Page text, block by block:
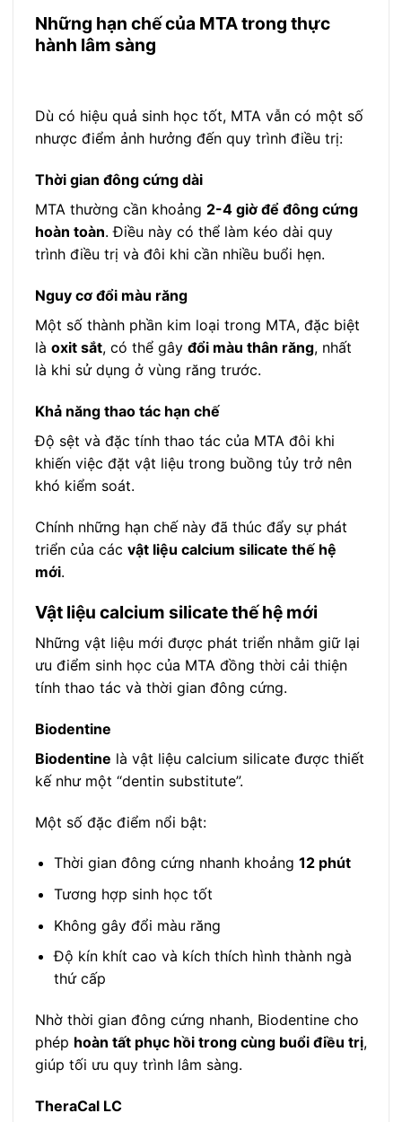
Những hạn chế của MTA trong thực
hành lâm sàng
Dù có hiệu quả sinh học tốt, MTA vẫn có một số
nhược điểm ảnh hưởng đến quy trình điều trị:
Thời gian đông cứng dài
MTA thường cần khoảng 2-4 giờ để đông cứng
hoàn toàn. Điều này có thể làm kéo dài quy
trình điều trị và đôi khi cần nhiều buổi hẹn.
Nguy cơ đổi màu răng
Một số thành phần kim loại trong MTA, đặc biệt
là oxit sắt, có thể gây đổi màu thân răng, nhất
là khi sử dụng ở vùng răng trước.
Khả năng thao tác hạn chế
Độ sệt và đặc tính thao tác của MTA đôi khi
khiến việc đặt vật liệu trong buồng tủy trở nên
khó kiểm soát.
Chính những hạn chế này đã thúc đẩy sự phát
triển của các vật liệu calcium silicate thế hệ
mới.
Vật liệu calcium silicate thế hệ mới
Những vật liệu mới được phát triển nhằm giữ lại
ưu điểm sinh học của MTA đồng thời cải thiện
tính thao tác và thời gian đông cứng.
Biodentine
Biodentine là vật liệu calcium silicate được thiết
kế như một “dentin substitute”.
Một số đặc điểm nổi bật:
Thời gian đông cứng nhanh khoảng 12 phút
Tương hợp sinh học tốt
Không gây đổi màu răng
Độ kín khít cao và kích thích hình thành ngà
thứ cấp
Nhờ thời gian đông cứng nhanh, Biodentine cho
phép hoàn tất phục hồi trong cùng buổi điều trị,
giúp tối ưu quy trình lâm sàng.
TheraCal LC